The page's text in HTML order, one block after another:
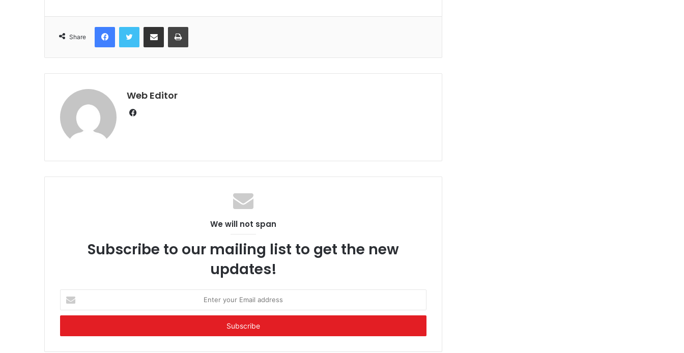
Share
FacebookTwitter Share via Email Print
Web Editor
Facebook
We will not span
Subscribe to our mailing list to get the new
updates!
your
Email